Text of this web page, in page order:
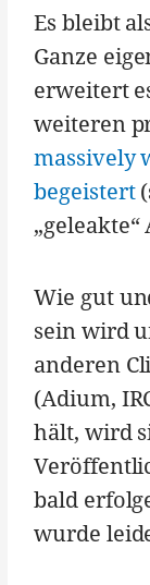
Es bleibt
Ganze
erweitert
weiteren
massively
begeistert
Wie gut
sein wird
anderen
(Adium,
hält, wird
bald
wurde